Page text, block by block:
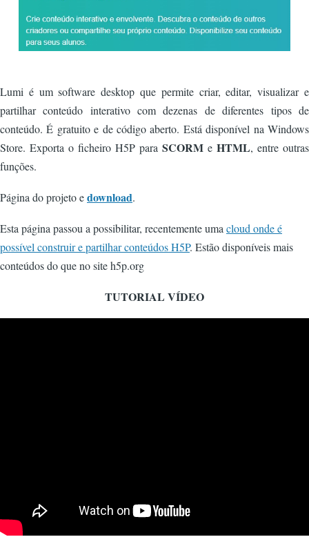
Lumi é um software desktop que permite criar, editar, visualizar e
partilhar conteúdo interativo com dezenas de diferentes tipos de
conteúdo. É gratuito e de código aberto. Está disponível na Windows
Store. Exporta o ficheiro H5P para SCORM e HTML, entre outras
funções.
Página do projeto edownload.
Esta página passou a possibilitar, recentemente umacloud onde é
possível construir e partilhar conteúdos H5P. Estão disponíveis mais
conteúdos do que no site h5p.org
TUTORIAL VÍDEO